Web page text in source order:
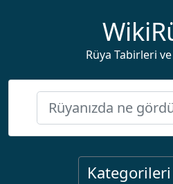
Rüya Tabirleri